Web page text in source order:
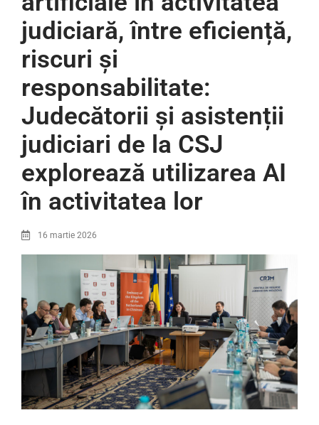
judiciară, între eficiență,
riscuri și
responsabilitate:
Judecătorii și asistenții
judiciari de la CSJ
explorează utilizarea AI
în activitatea lor
16 martie 2026